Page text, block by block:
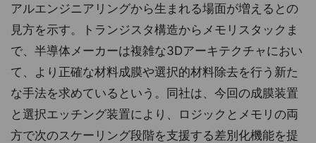
アルエンジニアリングから生まれる場面が増えるとの
見方を示す。トランジスタ構造からメモリスタックま
で、半導体メーカーは複雑な3Dアーキテクチャにおい
て、より正確な材料成膜や選択的材料除去を行う新た
な手法を求めているという。同社は、今回の成膜装置
と選択エッチング装置により、ロジックとメモリの両
方で次のスケーリング段階を支援する差別化機能を提